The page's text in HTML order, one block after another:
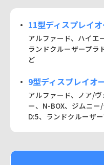
11型ディスプレイ
アルファード、ハイエ
ランドクルーザープラ
ど
9型ディスプレイオ
アルファード、ノア/
ー、 N-BOX、ジムニ
D:5、 ランドクルーザ